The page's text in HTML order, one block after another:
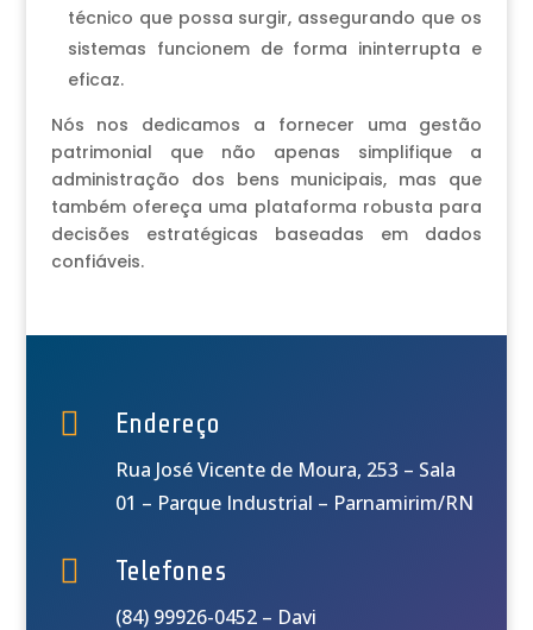
técnico que possa surgir, assegurando que os
sistemas funcionem de forma ininterrupta e
eficaz.
Nós nos dedicamos a fornecer uma gestão
patrimonial que não apenas simplifique a
administração dos bens municipais, mas que
também ofereça uma plataforma robusta para
decisões estratégicas baseadas em dados
confiáveis.
 Endereço
Rua José Vicente de Moura, 253 – Sala
01 – Parque Industrial – Parnamirim/RN
 Telefones
(84) 99926-0452 – Davi